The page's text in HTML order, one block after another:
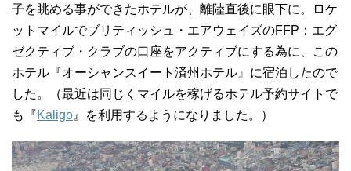
子を眺める事ができたホテルが、離陸直後に眼下に。ロケ
ットマイルでブリティッシュ・エアウェイズのFFP：エグ
ゼクティブ・クラブの口座をアクティブにする為に、この
ホテル『オーシャンスイート済州ホテル』に宿泊したので
した。（最近は同じくマイルを稼げるホテル予約サイトで
も『Kaligo 』を利用するようになりました。）